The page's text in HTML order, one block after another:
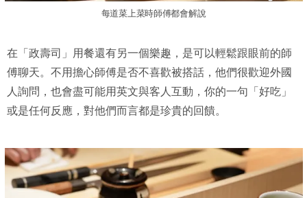
每道菜上菜時師傅都會解說
在「政壽司」用餐還有另一個樂趣，是可以輕鬆跟眼前的師
傅聊天。不用擔心師傅是否不喜歡被搭話，他們很歡迎外國
人詢問，也會盡可能用英文與客人互動，你的一句「好吃」
或是任何反應，對他們而言都是珍貴的回饋。